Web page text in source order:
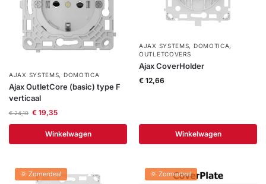
AJAX SYSTEMS, DOMOTICA
Ajax OutletCore (basic) type F
verticaal
€24,19 €19,35
Winkelwagen
AJAX SYSTEMS, DOMOTICA,
OUTLETCOVERS
Ajax CoverHolder
€ 12,66
Winkelwagen
🌞 Zomerdeal 🌞 Zomerdeal